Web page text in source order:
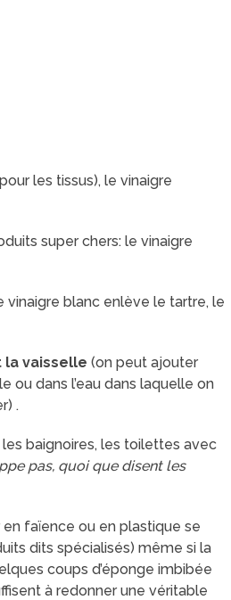
les tissus), le vinaigre
super chers: le vinaigre
vinaigre blanc enlève le tartre, le
vaisselle (on peut ajouter
ou dans l’eau dans laquelle on
.
baignoires, les toilettes avec
pas, quoi que disent les
en faïence ou en plastique se
dits spécialisés) même si la
coups d’éponge imbibée
à redonner une véritable